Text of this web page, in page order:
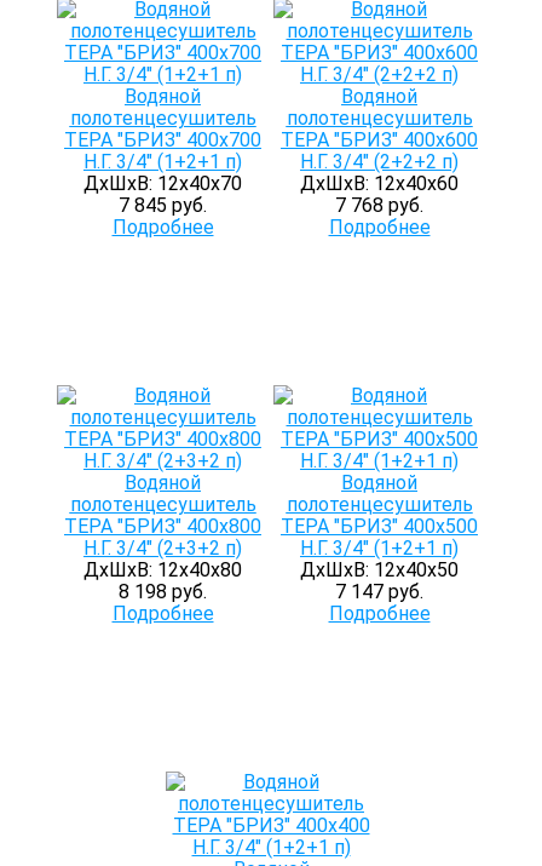
Водяной
полотенцесушитель
ТЕРА "БРИЗ" 400х700
Н.Г. 3/4" (1+2+1 п)
ДхШхВ: 12х40х70
7 845 руб.
Подробнее
Водяной
полотенцесушитель
ТЕРА "БРИЗ" 400х600
Н.Г. 3/4" (2+2+2 п)
ДхШхВ: 12х40х60
7 768 руб.
Подробнее
Водяной
полотенцесушитель
ТЕРА "БРИЗ" 400х800
Н.Г. 3/4" (2+3+2 п)
ДхШхВ: 12х40х80
8 198 руб.
Подробнее
Водяной
полотенцесушитель
ТЕРА "БРИЗ" 400х500
Н.Г. 3/4" (1+2+1 п)
ДхШхВ: 12х40х50
7 147 руб.
Подробнее